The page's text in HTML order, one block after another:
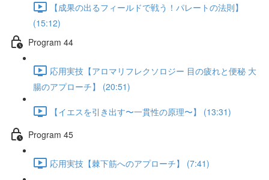
【成果の出るフィールドで戦う！パレートの法則】
(15:12)
Program 44
応用実技【アロマリフレクソロジー 目の疲れと便秘 大
腸のアプローチ】 (20:51)
【イエスを引き出す〜一貫性の原理〜】 (13:31)
Program 45
応用実技【棘下筋へのアプローチ】 (7:41)